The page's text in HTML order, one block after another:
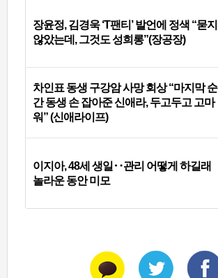
장윤정, 김경욱 ‘T팬티’ 발언에 정색 “묻지
않았는데, 그것도 성희롱”(장공장)
차인표 동생 구강암 사망 회상 “마지막 순
간 동생 손 잡아준 신애라, 두고두고 고마
워” (신애라이프)
이지아, 48세 생일‥관리 어떻게 하길래
놀라운 동안 미모